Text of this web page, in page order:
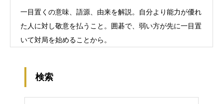
一目置くの意味、語源、由来を解説。自分より能力が優れ
た人に対し敬意を払うこと。囲碁で、弱い方が先に一目置
いて対局を始めることから。
検索